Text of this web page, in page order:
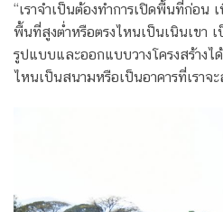
“เราจำเป็นต้องทำการเปิดพื้นที่ก่อน
พื้นที่สูงต่ำหรือตรงไหนเป็นเนินเขา
รูปแบบและออกแบบวางโครงสร้างไ
ไหนเป็นสนามหรือเป็นอาคารที่เราจะ